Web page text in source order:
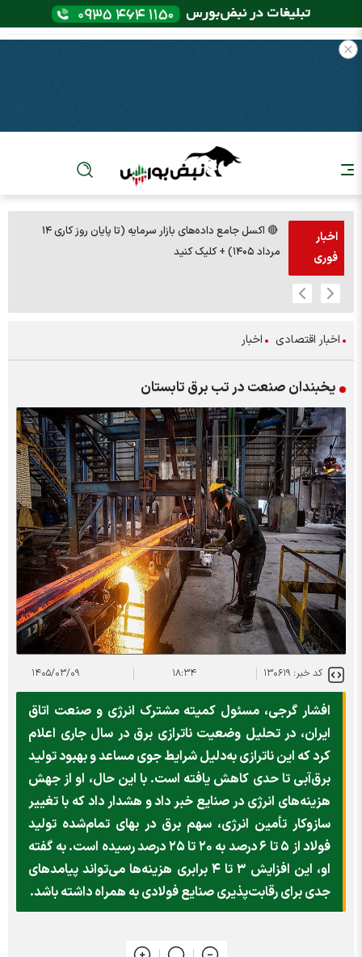
اخبار
فوری
🔴 اکسل جامع داده‌های بازار سرمایه (تا پایان روز کاری ۱۴
مرداد ۱۴۰۵) + کلیک کنید
اخبار اقتصادی اخبار
یخبندان صنعت در تب برق تابستان
کد خبر: ۱۳۰۶۱۹ ۱۸:۳۴ ۱۴۰۵/۰۳/۰۹
افشار گرجی، مسئول کمیته مشترک انرژی و صنعت اتاق
ایران، در تحلیل وضعیت ناترازی برق در سال جاری اعلام
کرد که این ناترازی به‌دلیل شرایط جوی مساعد و بهبود تولید
برق‌آبی تا حدی کاهش یافته است. با این حال، او از جهش
هزینه‌های انرژی در صنایع خبر داد و هشدار داد که با تغییر
سازوکار تأمین انرژی، سهم برق در بهای تمام‌شده تولید
فولاد از ۵ تا ۶ درصد به ۲۰ تا ۲۵ درصد رسیده است. به گفته
او، این افزایش ۳ تا ۴ برابری هزینه‌ها می‌تواند پیامدهای
جدی برای رقابت‌پذیری صنایع فولادی به همراه داشته باشد.